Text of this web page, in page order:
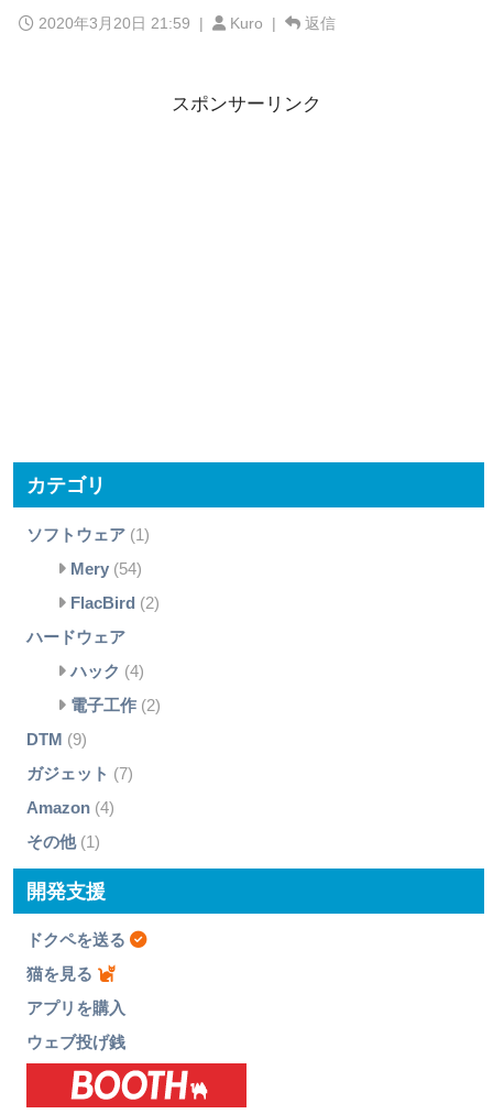
2020年3月20日 21:59 | Kuro | 返信
スポンサーリンク
カテゴリ
ソフトウェア(1)
Mery(54)
FlacBird (2)
ハードウェア
ハック (4)
電子工作(2)
DTM (9)
ガジェット (7)
Amazon(4)
その他(1)
開発支援
ドクペを送る
猫を見る
アプリを購入
ウェブ投げ銭